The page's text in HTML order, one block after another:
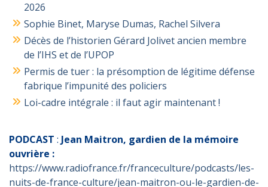
2026
Sophie Binet, Maryse Dumas, Rachel Silvera
Décès de l’historien Gérard Jolivet ancien membre
de l’IHS et de l’UPOP
Permis de tuer : la présomption de légitime défense
fabrique l’impunité des policiers
Loi-cadre intégrale : il faut agir maintenant !
PODCAST : Jean Maitron, gardien de la mémoire
ouvrière :
https://www.radiofrance.fr/franceculture/podcasts/les-
nuits-de-france-culture/jean-maitron-ou-le-gardien-de-